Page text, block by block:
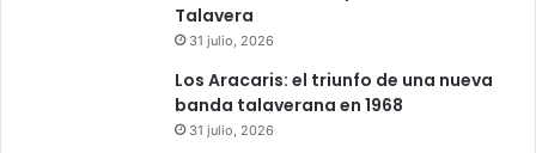
Talavera
31 julio, 2026
Los Aracaris: el triunfo de una nueva
banda talaverana en 1968
31 julio, 2026